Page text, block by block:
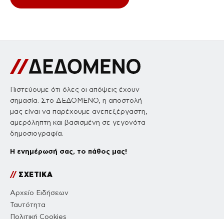
Πιστεύουμε ότι όλες οι απόψεις έχουν
σημασία. Στο ΔΕΔΟΜΕΝΟ, η αποστολή
μας είναι να παρέχουμε ανεπεξέργαστη,
αμερόληπτη και βασισμένη σε γεγονότα
δημοσιογραφία.
Η ενημέρωσή σας, το πάθος μας!
//ΣΧΕΤΙΚΑ
Αρχείο Ειδήσεων
Ταυτότητα
Πολιτική Cookies